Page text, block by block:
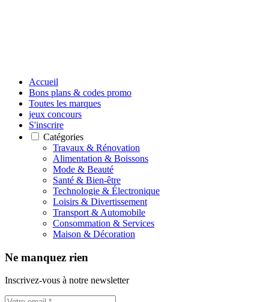
Accueil
Bons plans & codes promo
Toutes les marques
jeux concours
S'inscrire
Catégories
Travaux & Rénovation
Alimentation & Boissons
Mode & Beauté
Santé & Bien-être
Technologie & Électronique
Loisirs & Divertissement
Transport & Automobile
Consommation & Services
Maison & Décoration
Ne manquez rien
Inscrivez-vous à notre newsletter